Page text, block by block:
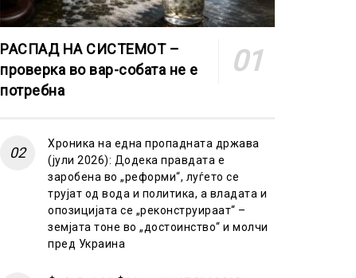
РАСПАД НА СИСТЕМОТ –
проверка во вар-собата не е
потребна
Хроника на една пропадната држава
(јули 2026): Додека правдата е
заробена во „реформи“, луѓето се
трујат од вода и политика, а владата и
опозицијата се „реконструираат“ –
земјата тоне во „достоинство“ и молчи
пред Украина